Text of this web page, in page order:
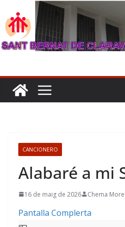
to
content
CANCIONERO
Alabaré a mi
16 de maig de 2026 Chema
Pantalla Complerta